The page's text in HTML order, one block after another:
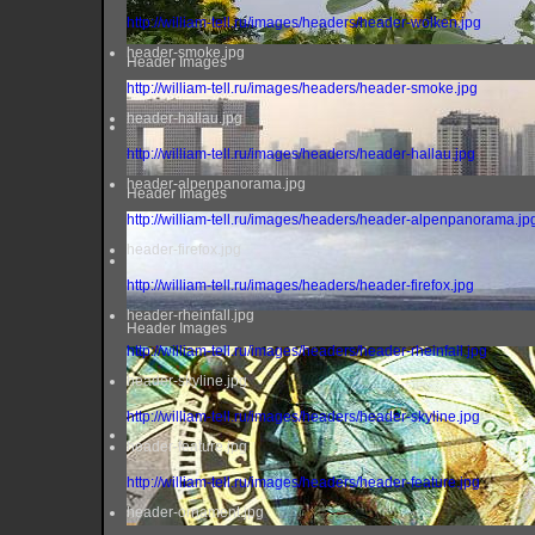
Header Images
Header Images
Header Images
http://william-tell.ru/images/headers/header-wolken.jpg
header-smoke.jpg
http://william-tell.ru/images/headers/header-smoke.jpg
header-hallau.jpg
http://william-tell.ru/images/headers/header-hallau.jpg
header-alpenpanorama.jpg
http://william-tell.ru/images/headers/header-
header-firefox.jpg
http://william-tell.ru/images/headers/header-firefox.jpg
header-rheinfall.jpg
http://william-tell.ru/images/headers/header-rheinfall.jpg
header-skyline.jpg
http://william-tell.ru/images/headers/header-skyline.jpg
header-feature.jpg
http://william-tell.ru/images/headers/header-feature.jpg
header-ornament.jpg